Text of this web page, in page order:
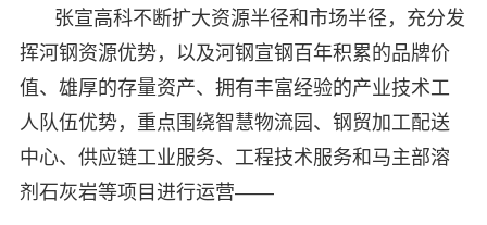
张宣高科不断扩大资源半径和市场半径，充分发
挥河钢资源优势，以及河钢宣钢百年积累的品牌价
值、雄厚的存量资产、拥有丰富经验的产业技术工
人队伍优势，重点围绕智慧物流园、钢贸加工配送
中心、供应链工业服务、工程技术服务和马主部溶
剂石灰岩等项目进行运营——